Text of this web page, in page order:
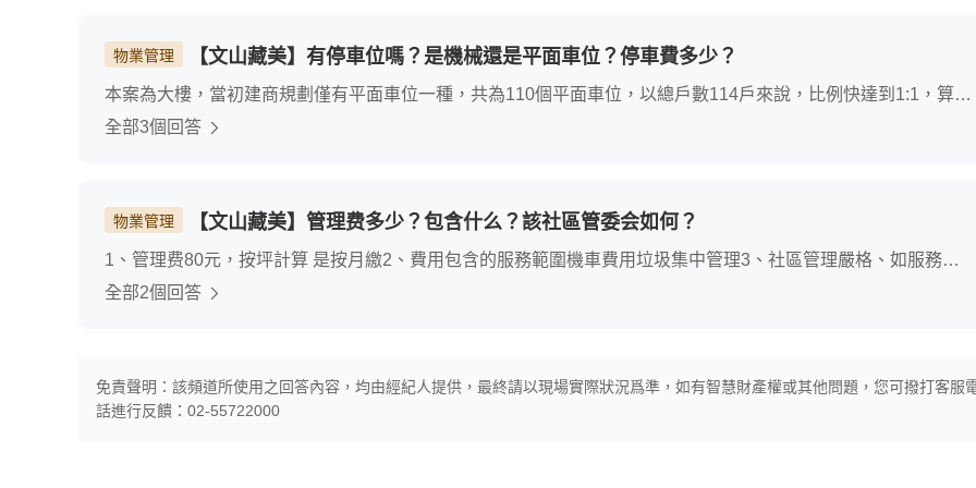
物業管理 【文山藏美】有停車位嗎？是機械還是平面車位？停車費多少？
本案為大樓，當初建商規劃僅有平面車位一種，共為110個平面車位，以總戶數114戶來說，比例快達到1:1，算是
滿少見的
全部3個回答
物業管理 【文山藏美】管理费多少？包含什么？該社區管委会如何？
1、管理费80元，按坪計算 是按月繳2、費用包含的服務範圍機車費用垃圾集中管理3、社區管理嚴格、如服務認
真細緻、
全部2個回答
免責聲明：該頻道所使用之回答內容，均由經紀人提供，最終請以現場實際狀況爲準，如有智慧財產權或其他問題，您可撥打客服
話進行反饋：02-55722000